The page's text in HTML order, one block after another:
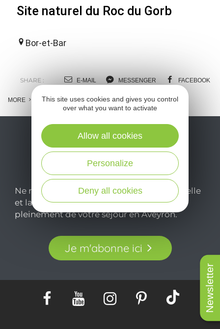
Newsletter
Site naturel du Roc du Gorb
Bor-et-Bar
SHARE : E-MAIL MESSENGER FACEBOOK
MORE
Ne manquez pas notre newsletter mensuelle
et laissez-vous inspirer pour profiter
pleinement de votre séjour en Aveyron.
Je m'abonne ici
This site uses cookies and gives you control
over what you want to activate
Deny all cookies
Personalize
Allow all cookies